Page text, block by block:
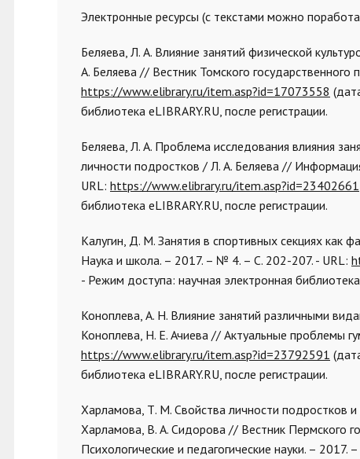
Электронные ресурсы (с текстами можно
Беляева, Л. А. Влияние занятий физической
А. Беляева // Вестник Томского
https://www.elibrary.ru/item.asp?id=17073558
библиотека eLIBRARY.RU, после регистрации.
Беляева, Л. А. Проблема исследования влияния
личности подростков / Л. А. Беляева //
URL: https://www.elibrary.ru/item.asp?id=23402661
библиотека eLIBRARY.RU, после регистрации.
Калугин, Д. М. Занятия в спортивных секциях
Наука и школа. – 2017. – № 4. – С. 202-207. - URL:
- Режим доступа: научная электронная
Коноплева, А. Н. Влияние занятий различными
Коноплева, Н. Е. Ачиева // Актуальные проблемы
https://www.elibrary.ru/item.asp?id=23792591
библиотека eLIBRARY.RU, после регистрации.
Харламова, Т. М. Свойства личности подростков
Харламова, В. А. Сидорова // Вестник Пермского
Психологические и педагогические науки. –